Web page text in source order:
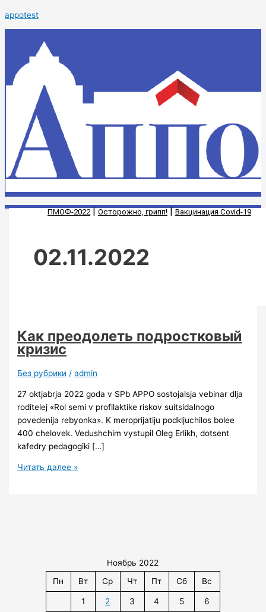
к
содержимому
appotest
ПМОФ-2022|Осторожно, грипп!|Вакцинация Covid-19
02.11.2022
Как преодолеть подростковый
кризис
Без рубрики /admin
27 oktjabrja 2022 goda v SPb APPO sostojalsja vebinar dlja
roditelej «Rol semi v profilaktike riskov suitsidalnogo
povedenija rebyonka». K meroprijatiju podkljuchilos bolee
400 chelovek. Vedushchim vystupil Oleg Erlikh, dotsent
kafedry pedagogiki […]
преодолеть
подростковый
кризис
Читать далее »
Ноябрь 2022
Пн
Вт Ср Чт Пт Сб Вс
1 2 3 4 5 6